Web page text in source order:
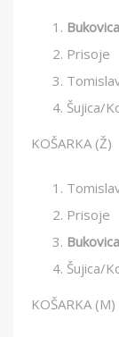
Bukovica
Prisoje
Šujica/
KOŠARKA (Ž)
Prisoje
Bukovica
Šujica/
KOŠARKA (M)